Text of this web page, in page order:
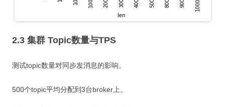
2.3 集群 Topic数量与TPS
测试topic数量对同步发消息的影响。
500个topic平均分配到3台broker上。